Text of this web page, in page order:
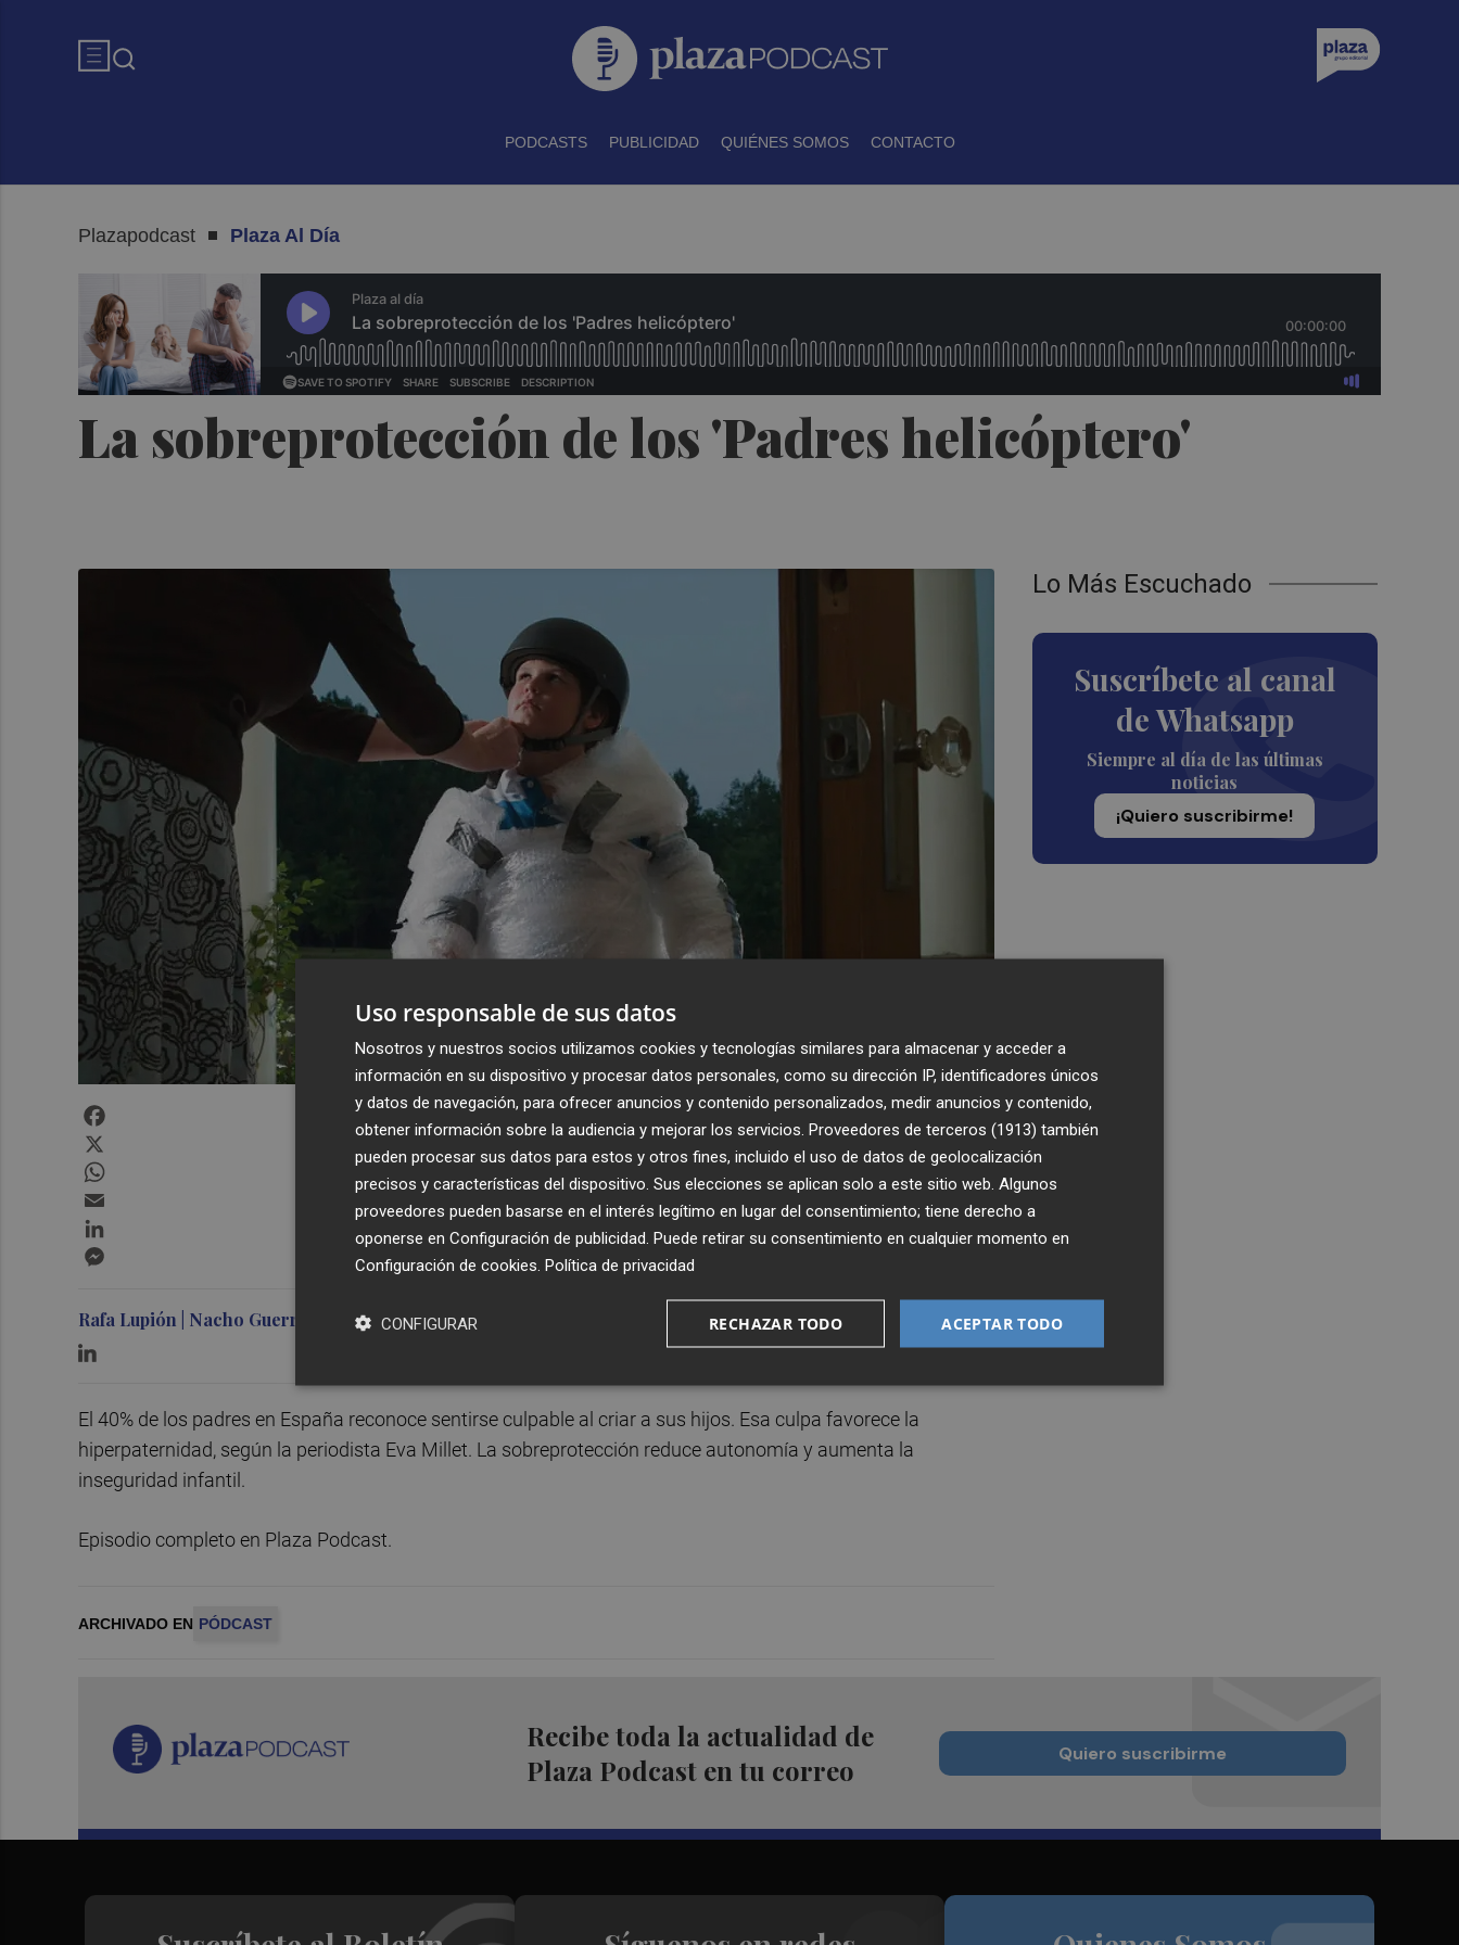
PODCASTS PUBLICIDAD QUIÉNES SOMOS CONTACTO
Plazapodcast Plaza Al Día
La sobreprotección de los 'Padres helicóptero'
Lo Más Escuchado
Suscríbete al canal
de Whatsapp
Siempre al día de las últimas
noticias
¡Quiero suscribirme!
Rafa Lupión | Nacho Guerrero
El 40% de los padres en España reconoce sentirse culpable al criar a sus hijos. Esa culpa favorece la
hiperpaternidad, según la periodista Eva Millet. La sobreprotección reduce autonomía y aumenta la
inseguridad infantil.
Episodio completo en Plaza Podcast.
ARCHIVADO EN PÓDCAST
Recibe toda la actualidad de
Plaza Podcast en tu correo
Quiero suscribirme
Uso responsable de sus datos
Nosotros y nuestros socios utilizamos cookies y tecnologías similares para almacenar y acceder a
información en su dispositivo y procesar datos personales, como su dirección IP, identificadores únicos
y datos de navegación, para ofrecer anuncios y contenido personalizados, medir anuncios y contenido,
obtener información sobre la audiencia y mejorar los servicios. Proveedores de terceros (1913) también
pueden procesar sus datos para estos y otros fines, incluido el uso de datos de geolocalización
precisos y características del dispositivo. Sus elecciones se aplican solo a este sitio web. Algunos
proveedores pueden basarse en el interés legítimo en lugar del consentimiento; tiene derecho a
oponerse en Configuración de publicidad . Puede retirar su consentimiento en cualquier momento en
Configuración de cookies Política de privacidad
ACEPTAR TODO
RECHAZAR TODO
CONFIGURAR